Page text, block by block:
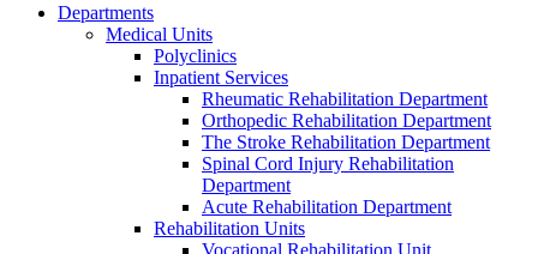
Departments
Medical Units
Polyclinics
Inpatient Services
Rheumatic Rehabilitation Department
Orthopedic Rehabilitation Department
The Stroke Rehabilitation Department
Spinal Cord Injury Rehabilitation
Department
Acute Rehabilitation Department
Rehabilitation Units
Vocational Rehabilitation Unit